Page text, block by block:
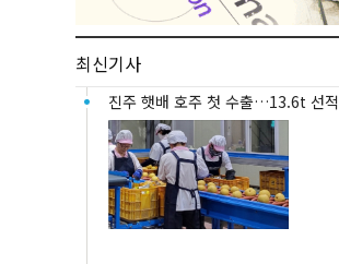
최신기사
진주 햇배 호주 첫 수출…13.6t 선적